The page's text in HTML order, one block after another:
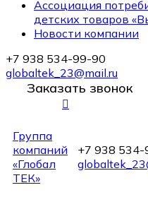
Ассоциация
детских товаров
Новости компании
+7 938 534-99-90
globaltek_23@mail.ru
Заказать звонок
Группа
компаний
«Глобал
ТЕК»
+7 938 534-